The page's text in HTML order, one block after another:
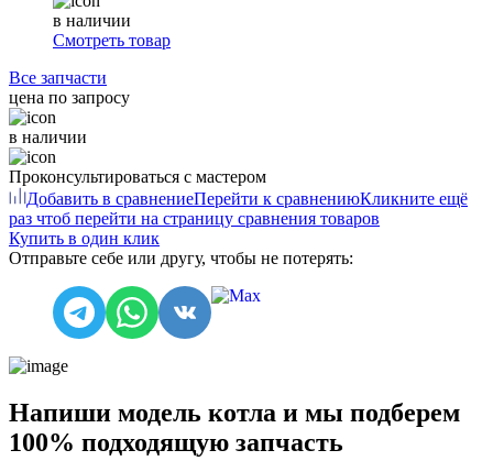
в наличии
Смотреть товар
Все запчасти
цена по запросу
в наличии
Проконсультироваться с мастером
Добавить в сравнениеПерейти к сравнениюКликните ещё
раз чтоб перейти на страницу сравнения товаров
Купить в один клик
Отправьте себе или другу, чтобы не потерять:
Напиши модель котла и мы подберем
100% подходящую запчасть